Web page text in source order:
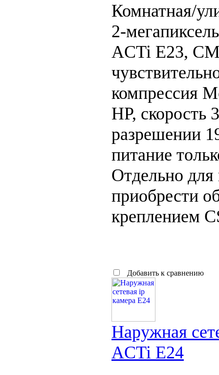
Комнатная/
2-
ACTi E23,
компрессия
HP, скорость
разрешении
питание
Отдельно для
приобрести
креплением
Добавить к сравнению
Наружная
ACTi E24